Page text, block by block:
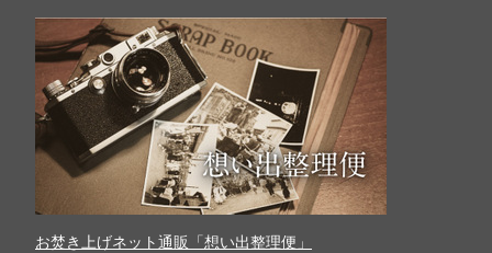
お焚き上げネット通販「想い出整理便」